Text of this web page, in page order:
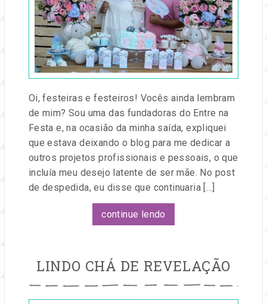
Entre
na
Festa
Oi, festeiras e festeiros! Vocês ainda lembram
de mim? Sou uma das fundadoras do Entre na
Festa e, na ocasião da minha saída, expliquei
que estava deixando o blog para me dedicar a
outros projetos profissionais e pessoais, o que
incluía meu desejo latente de ser mãe. No post
de despedida, eu disse que continuaria […]
continue lendo
LINDO CHÁ DE REVELAÇÃO
Publicado